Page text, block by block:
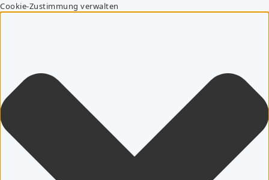
Cookie-Zustimmung verwalten